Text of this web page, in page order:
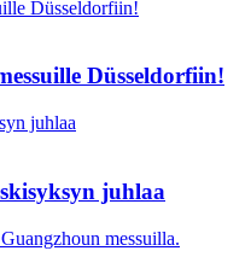
Düsseldorfiin!
juhlaa